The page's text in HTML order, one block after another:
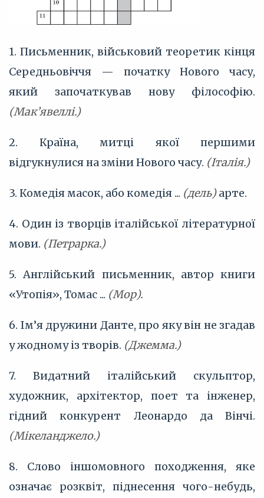
1. Письменник, військовий теоретик кінця
Середньовіччя — початку Нового часу,
який започаткував нову філософію.
(Мак’явеллі.)
2. Країна, митці якої першими
відгукнулися на зміни Нового часу. (Італія.)
3. Комедія масок, або комедія ... (дель)арте.
4. Один із творців італійської літературної
мови. (Петрарка.)
5. Англійський письменник, автор книги
«Утопія», Томас ... (Мор).
6. Ім’я дружини Данте, про яку він не згадав
у жодному із творів. (Джемма.)
7. Видатний італійський скульптор,
художник, архітектор, поет та інженер,
гідний конкурент Леонардо да Вінчі.
(Мікеланджело.)
8. Слово іншомовного походження, яке
означає розквіт, піднесення чого-небудь,